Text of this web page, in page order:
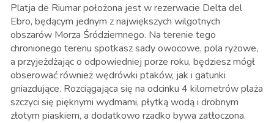
Platja de Riumar położona jest w rezerwacie Delta del
Ebro, będącym jednym z największych wilgotnych
obszarów Morza Śródziemnego. Na terenie tego
chronionego terenu spotkasz sady owocowe, pola ryżowe,
a przyjeżdżając o odpowiedniej porze roku, będziesz mógł
obserować również wędrówki ptaków, jak i gatunki
gniazdujące. Rozciągająca się na odcinku 4 kilometrów plaża
szczyci się pięknymi wydmami, płytką wodą i drobnym
złotym piaskiem, a dodatkowo rzadko bywa zatłoczona.